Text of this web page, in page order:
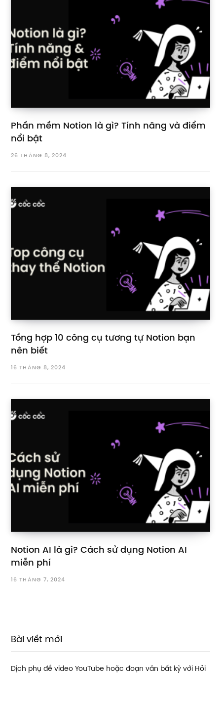
Phần mềm Notion là gì? Tính năng và điểm
nổi bật
26 THÁNG 8, 2024
Tổng hợp 10 công cụ tương tự Notion bạn
nên biết
16 THÁNG 8, 2024
Notion AI là gì? Cách sử dụng Notion AI
miễn phí
16 THÁNG 7, 2024
Bài viết mới
Dịch phụ đề video YouTube hoặc đoạn văn bất kỳ với Hỏi